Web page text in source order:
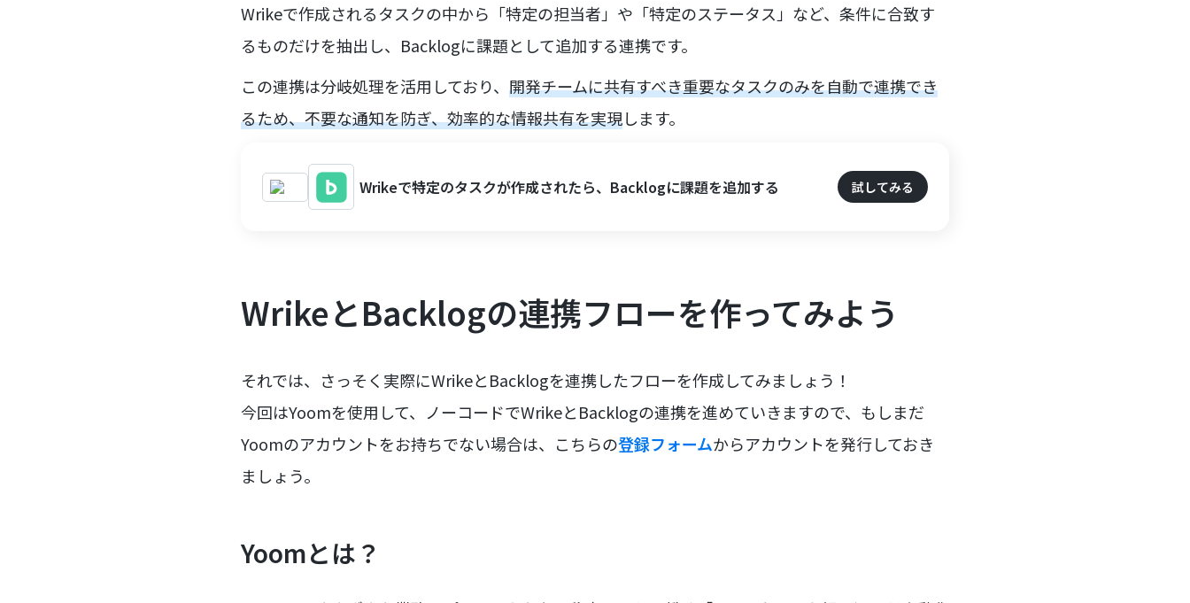
Wrikeで作成されるタスクの中から「特定の担当者」や「特定のステータス」など、条件に合致す
るものだけを抽出し、Backlogに課題として追加する連携です。
この連携は分岐処理を活用しており、 開発チームに共有すべき重要なタスクのみを自動で連携でき
るため、不要な通知を防ぎ、効率的な情報共有を実現します。
Wrikeで特定のタスクが作成されたら、Backlogに課題を追加する 試してみる
WrikeとBacklogの連携フローを作ってみよう
それでは、さっそく実際にWrikeとBacklogを連携したフローを作成してみましょう！
今回はYoomを使用して、ノーコードでWrikeとBacklogの連携を進めていきますので、もしまだ
Yoomのアカウントをお持ちでない場合は、こちらの登録フォームからアカウントを発行しておき
ましょう。
Yoomとは？